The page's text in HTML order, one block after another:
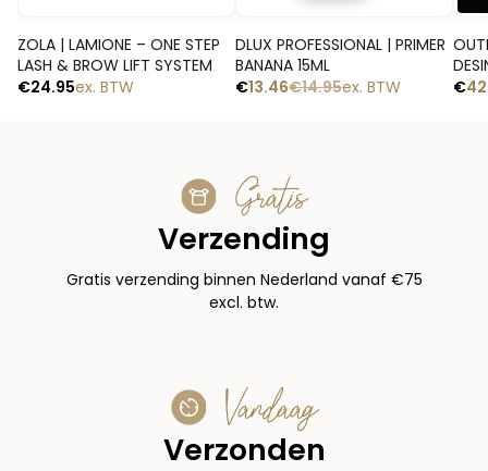
ZOLA | LAMIONE – ONE STEP
LASH & BROW LIFT SYSTEM
€24.95ex. BTW
DLUX PROFESSIONAL | PRIMER
BANANA 15ML
€14.95
€13.46 ex. BTW
€
Gratis
Verzending
Gratis verzending binnen Nederland vanaf €75
excl. btw.
Vandaag
Verzonden